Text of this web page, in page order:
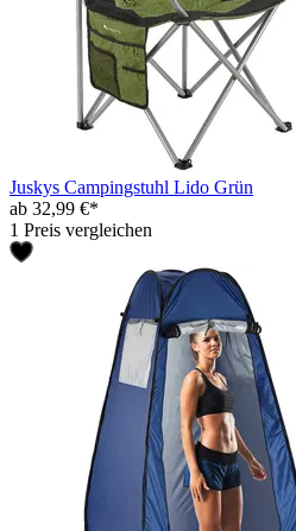
Juskys Campingstuhl Lido Grün
ab 32,99 €*
1 Preis vergleichen